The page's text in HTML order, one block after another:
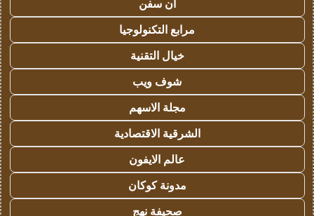
ان سفن
مرابع التكنولوجيا
خيال التقنية
شوف ويب
مجلة الاسهم
الشرقية الاقتصادية
عالم الايفون
مدونة كوكان
صحيفة نهج